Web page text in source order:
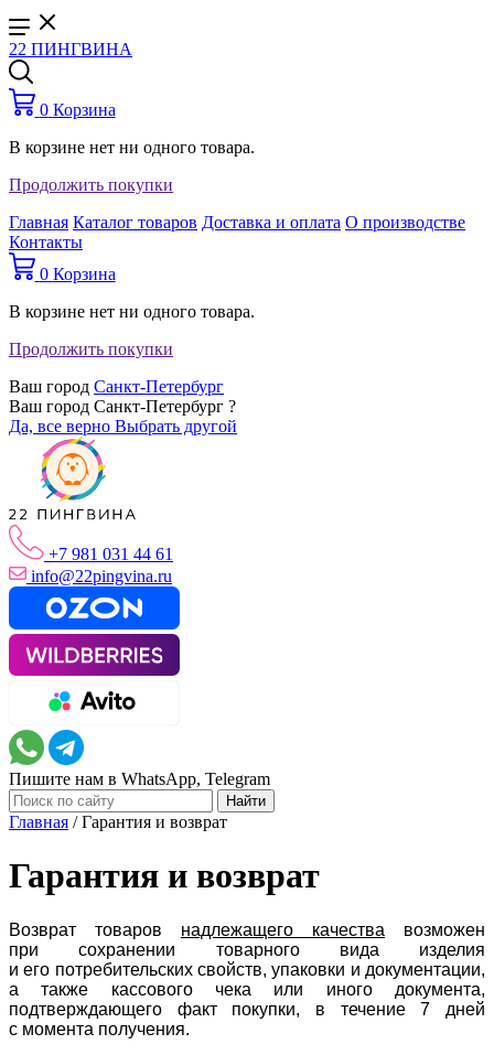
22 ПИНГВИНА
0 Корзина
В корзине нет ни одного товара.
Продолжить покупки
Главная Каталог товаров Доставка и оплата О производстве
Контакты
0 Корзина
В корзине нет ни одного товара.
Продолжить покупки
Ваш город Санкт-Петербург
Ваш город Санкт-Петербург ?
Да, все верно Выбрать другой
+7 981 031 44 61
info@22pingvina.ru
Пишите нам в WhatsApp, Telegram
Главная /Гарантия и возврат
Гарантия и возврат
Возврат товаров надлежащего качества возможен
при сохранении товарного вида изделия
и его потребительских свойств, упаковки и документации,
а также кассового чека или иного документа,
подтверждающего факт покупки, в течение 7 дней
с момента получения.